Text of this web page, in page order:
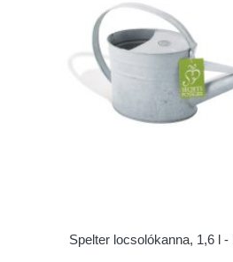
Spelter locsolókanna, 1,6 l